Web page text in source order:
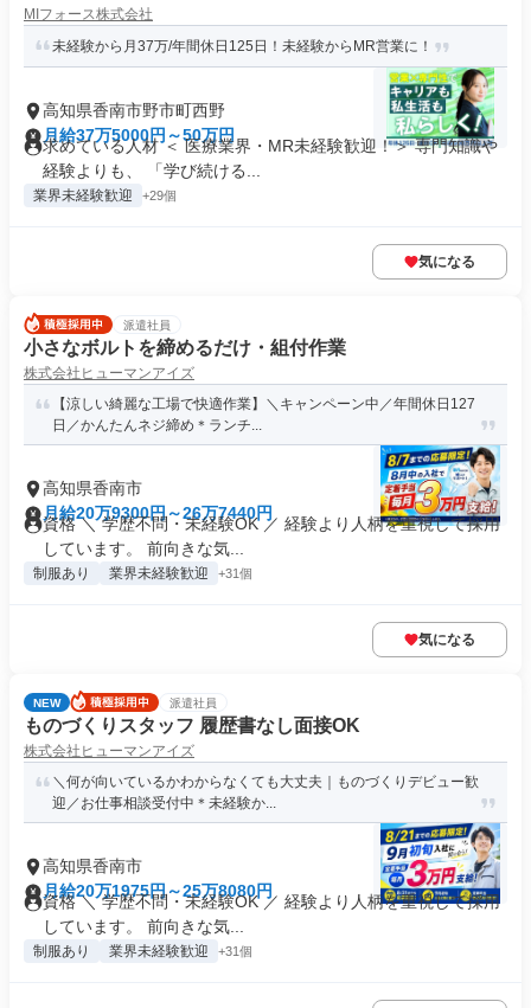
MIフォース株式会社
未経験から月37万/年間休日125日！未経験からMR営業に！
高知県香南市野市町西野
月給37万5000円～50万円
求めている人材 ＜ 医療業界・MR未経験歓迎！＞ 専門知識や
経験よりも、 「学び続ける...
業界未経験歓迎 +29個
気になる
派遣社員
小さなボルトを締めるだけ・組付作業
株式会社ヒューマンアイズ
【涼しい綺麗な工場で快適作業】＼キャンペーン中／年間休日127
日／かんたんネジ締め＊ランチ...
高知県香南市
月給20万9300円～26万7440円
資格 ＼ 学歴不問・未経験OK ／ 経験より人柄を重視して採用
しています。 前向きな気...
制服あり 業界未経験歓迎 +31個
気になる
NEW 派遣社員
ものづくりスタッフ 履歴書なし面接OK
株式会社ヒューマンアイズ
＼何が向いているかわからなくても大丈夫｜ものづくりデビュー歓
迎／お仕事相談受付中＊未経験か...
高知県香南市
月給20万1975円～25万8080円
資格 ＼ 学歴不問・未経験OK ／ 経験より人柄を重視して採用
しています。 前向きな気...
制服あり 業界未経験歓迎 +31個